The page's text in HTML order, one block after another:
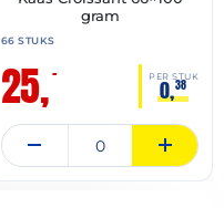
gram
66 STUKS
25,– PER STUK
0,38